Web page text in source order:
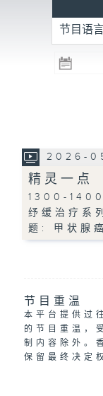
R3
电台
节目语
2026-
精灵一点
1300-
纾缓治疗系
题: 甲状腺
节目重温
本平台提供过
的节目重温，
制内容除外。
保留最终决定